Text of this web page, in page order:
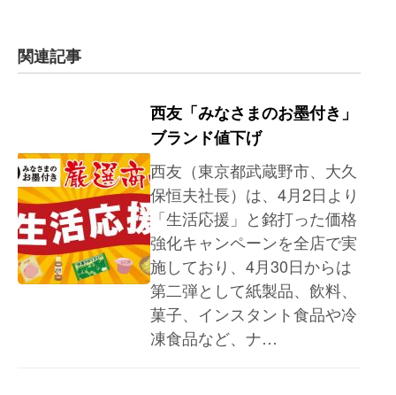
関連記事
西友「みなさまのお墨付き」
ブランド値下げ
西友（東京都武蔵野市、大久
保恒夫社長）は、4月2日より
「生活応援」と銘打った価格
強化キャンペーンを全店で実
施しており、4月30日からは
第二弾として紙製品、飲料、
菓子、インスタント食品や冷
凍食品など、ナ…